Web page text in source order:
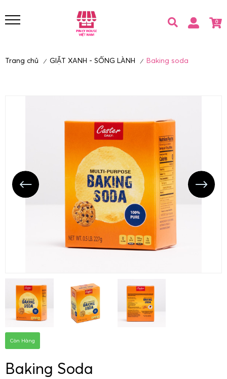
0
Trang chủ / GIẶT XANH - SỐNG LÀNH / Baking soda
Còn Hàng
Baking Soda